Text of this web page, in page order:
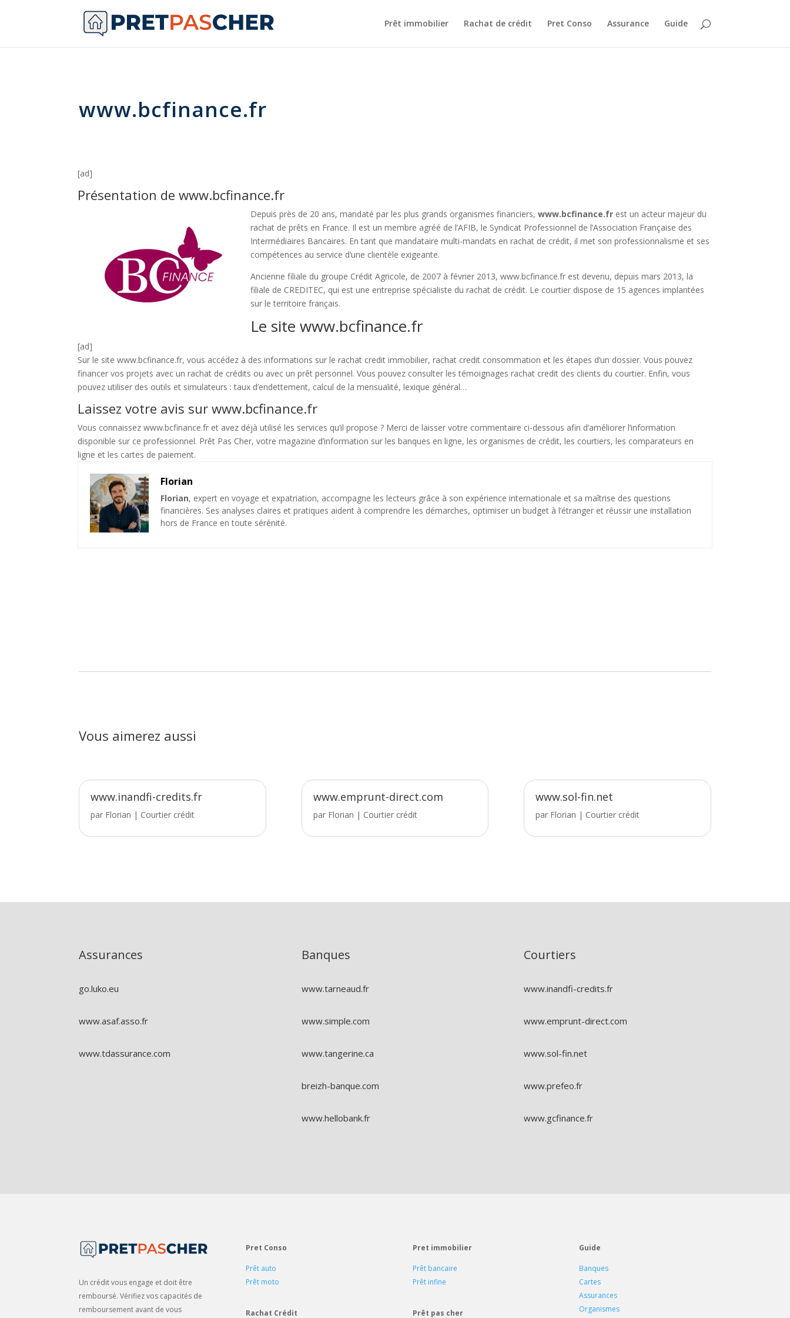
Prêt immobilier Rachat de crédit Pret Conso Assurance Guide
www.bcfinance.fr
[ad]
Présentation de www.bcfinance.fr
Depuis près de 20 ans, mandaté par les plus grands organismes financiers, www.bcfinance.fr est un acteur majeur du
rachat de prêts en France. Il est un membre agréé de l’AFIB, le Syndicat Professionnel de l’Association Française des
Intermédiaires Bancaires. En tant que mandataire multi-mandats en rachat de crédit, il met son professionnalisme et ses
compétences au service d’une clientèle exigeante.
Ancienne filiale du groupe Crédit Agricole, de 2007 à février 2013, www.bcfinance.fr est devenu, depuis mars 2013, la
filiale de CREDITEC, qui est une entreprise spécialiste du rachat de crédit. Le courtier dispose de 15 agences implantées
sur le territoire français.
Le site www.bcfinance.fr
[ad]
Sur le site www.bcfinance.fr, vous accédez à des informations sur le rachat credit immobilier, rachat credit consommation et les étapes d’un dossier. Vous pouvez
financer vos projets avec un rachat de crédits ou avec un prêt personnel. Vous pouvez consulter les témoignages rachat credit des clients du courtier. Enfin, vous
pouvez utiliser des outils et simulateurs : taux d’endettement, calcul de la mensualité, lexique général…
Laissez votre avis sur www.bcfinance.fr
Vous connaissez www.bcfinance.fr et avez déjà utilisé les services qu’il propose ? Merci de laisser votre commentaire ci-dessous afin d’améliorer l’information
disponible sur ce professionnel. Prêt Pas Cher, votre magazine d’information sur les banques en ligne, les organismes de crédit, les courtiers, les comparateurs en
ligne et les cartes de paiement.
Florian
Florian, expert en voyage et expatriation, accompagne les lecteurs grâce à son expérience internationale et sa maîtrise des questions
financières. Ses analyses claires et pratiques aident à comprendre les démarches, optimiser un budget à l’étranger et réussir une installation
hors de France en toute sérénité.
Vous aimerez aussi
www.inandfi-credits.fr
par Florian | Courtier crédit
www.emprunt-direct.com
par Florian | Courtier crédit
www.sol-fin.net
par Florian | Courtier crédit
Assurances
go.luko.eu
www.asaf.asso.fr
www.tdassurance.com
Banques
www.tarneaud.fr
www.simple.com
www.tangerine.ca
breizh-banque.com
www.hellobank.fr
Courtiers
www.inandfi-credits.fr
www.emprunt-direct.com
www.sol-fin.net
www.prefeo.fr
www.gcfinance.fr
Un crédit vous engage et doit être
remboursé. Vérifiez vos capacités de
remboursement avant de vous
Pret Conso
Prêt auto
Prêt moto
Rachat Crédit
Pret immobilier
Prêt bancaire
Prêt infine
Prêt pas cher
Guide
Banques
Cartes
Assurances
Organismes